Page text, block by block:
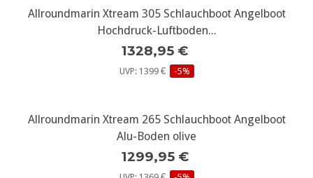
Allroundmarin Xtream 305 Schlauchboot Angelboot
Hochdruck-Luftboden...
1328,95 €
UVP: 1399 € -5%
Allroundmarin Xtream 265 Schlauchboot Angelboot
Alu-Boden olive
1299,95 €